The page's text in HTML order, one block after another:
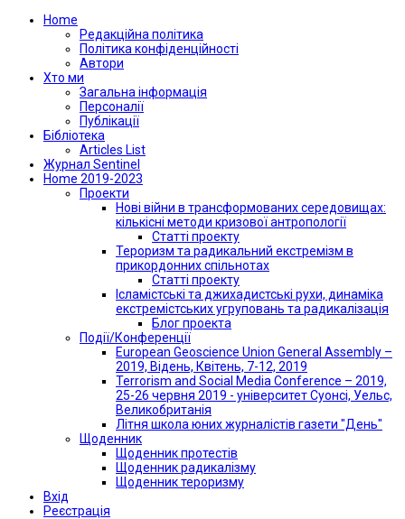
Home
Редакційна політика
Політика конфіденційності
Автори
Хто ми
Загальна інформація
Персоналії
Публікації
Бібліотека
Articles List
Журнал Sentinel
Home 2019-2023
Проекти
Нові війни в трансформованих середовищах:
кількісні методи кризової антропології
Статті проекту
Тероризм та радикальний екстремізм в
прикордонних спільнотах
Статті проекту
Ісламістські та джихадистські рухи, динаміка
екстремістських угруповань та радикалізація
Блог проекта
Події/Конференції
European Geoscience Union General Assembly –
2019, Відень, Квітень, 7-12, 2019
Terrorism and Social Media Conference – 2019,
25-26 червня 2019 - університет Суонсі, Уельс,
Великобританія
Літня школа юних журналістів газети "День"
Щоденник
Щоденник протестів
Щоденник радикалізму
Щоденник тероризму
Вхід
Реєстрація